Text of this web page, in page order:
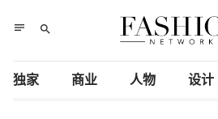
notes search
独家 商业 人物 设计